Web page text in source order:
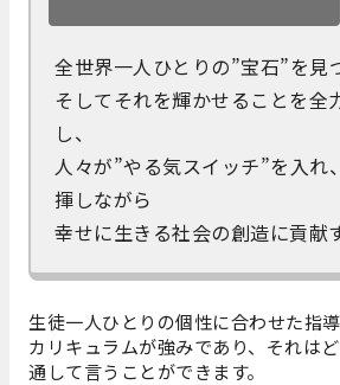
全世界一人ひとりの”宝石”を見
そしてそれを輝かせることを全
し、
人々が”やる気スイッチ”を入れ
揮しながら
幸せに生きる社会の創造に貢献
生徒一人ひとりの個性に合わせた指
カリキュラムが強みであり、それは
通して言うことができます。